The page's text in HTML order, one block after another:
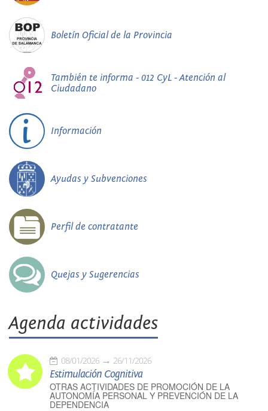
Boletín Oficial de la Provincia
También te informa - 012 CyL - Atención al
Ciudadano
Información
Ayudas y Subvenciones
Perfil de contratante
Quejas y Sugerencias
Agenda actividades
08/01/2026 26/11/2026
Estimulación Cognitiva
OTRAS ACTIVIDADES DE PROMOCIÓN DE LA
AUTONOMÍA PERSONAL Y PREVENCIÓN DE LA
DEPENDENCIA